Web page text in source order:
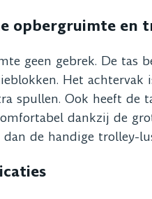
opbergruimte en
geen gebrek. De tas
Het achtervak
spullen. Ook heeft de
dankzij de
dan de handige trolley-